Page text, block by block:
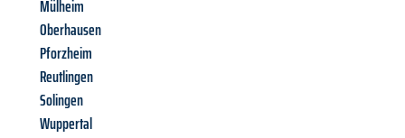
Mülheim
Oberhausen
Pforzheim
Reutlingen
Solingen
Wuppertal